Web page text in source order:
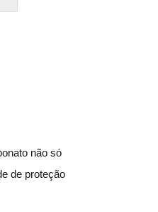
não só
de proteção